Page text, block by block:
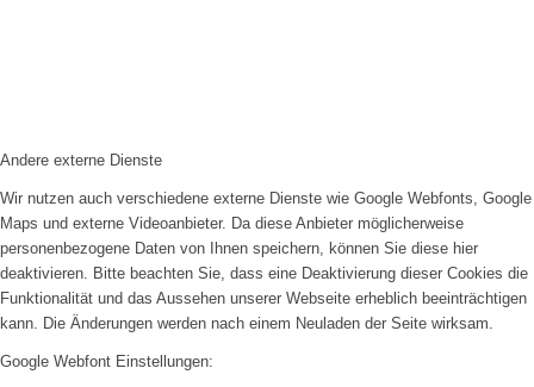
Andere externe Dienste
Wir nutzen auch verschiedene externe Dienste wie Google Webfonts, Google
Maps und externe Videoanbieter. Da diese Anbieter möglicherweise
personenbezogene Daten von Ihnen speichern, können Sie diese hier
deaktivieren. Bitte beachten Sie, dass eine Deaktivierung dieser Cookies die
Funktionalität und das Aussehen unserer Webseite erheblich beeinträchtigen
kann. Die Änderungen werden nach einem Neuladen der Seite wirksam.
Google Webfont Einstellungen: